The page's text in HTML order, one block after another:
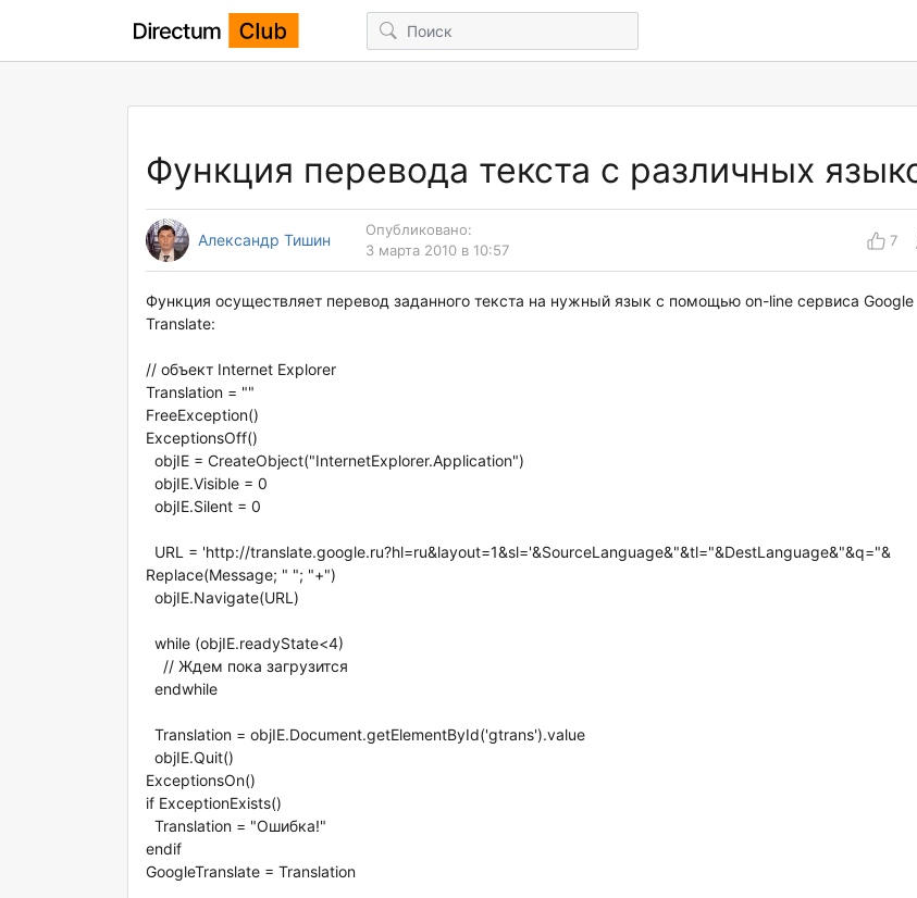
Функция перевода текста с различных
Александр Тишин
Опубликовано:
3 марта 2010 в 10:57
7
Функция осуществляет перевод заданного текста на нужный язык с помощью on-line сервиса Google
Translate:
// объект Internet Explorer
Translation = ""
FreeException()
ExceptionsOff()
objIE = CreateObject("InternetExplorer.Application")
objIE.Visible = 0
objIE.Silent = 0
URL = 'http://translate.google.ru?hl=ru&layout=1&sl='&SourceLanguage&"&tl="&DestLanguage&"&q="&
Replace(Message; " "; "+")
objIE.Navigate(URL)
while (objIE.readyState<4)
// Ждем пока загрузится
endwhile
Translation = objIE.Document.getElementById('gtrans').value
objIE.Quit()
ExceptionsOn()
if ExceptionExists()
Translation = "Ошибка!"
endif
GoogleTranslate = Translation